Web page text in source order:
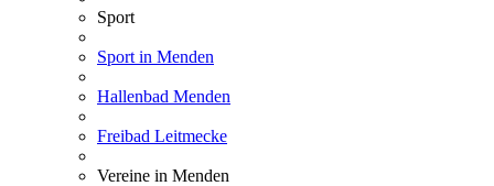
Sport
Sport in Menden
Hallenbad Menden
Freibad Leitmecke
Vereine in Menden